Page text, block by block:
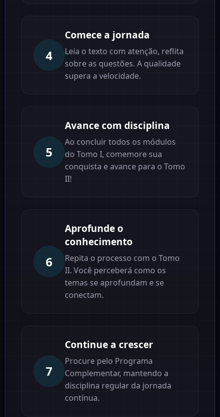
4
Comece a jornada
Leia o texto com atenção, reflita
sobre as questões. A qualidade
supera a velocidade.
5
Avance com disciplina
Ao concluir todos os módulos
do Tomo I, comemore sua
conquista e avance para o Tomo
II!
6
Aprofunde o
conhecimento
Repita o processo com o Tomo
II. Você perceberá como os
temas se aprofundam e se
conectam.
7
Continue a crescer
Procure pelo Programa
Complementar, mantendo a
disciplina regular da jornada
contínua.